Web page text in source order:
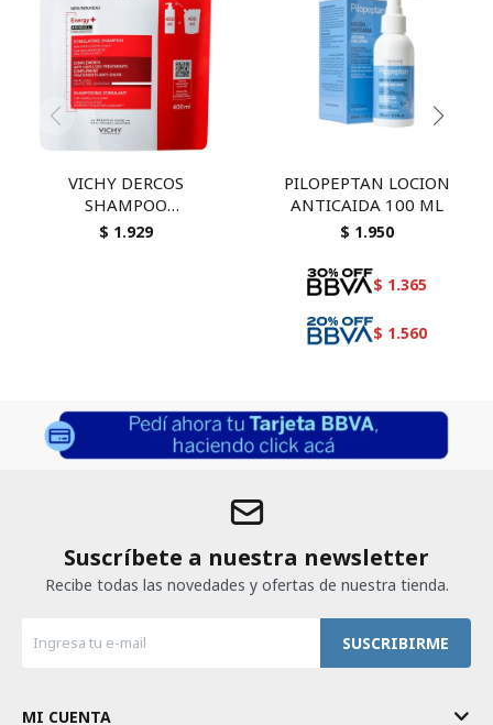
VICHY DERCOS
SHAMPOO
ENERGIZANTE
$ 1.929
PILOPEPTAN LOCION
ANTICAIDA 100 ML
$ 1.950
$ 1.365
$ 1.560
Suscríbete a nuestra newsletter
Recibe todas las novedades y ofertas de nuestra tienda.
SUSCRIBIRME
MI CUENTA